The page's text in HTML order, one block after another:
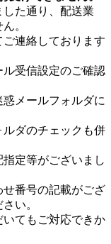
た通り、配送業
。
連絡しております
受信設定のご確認
メールフォルダに
ダのチェックも併
定等がございまし
番号の記載がござ
い。
てもご対応できか